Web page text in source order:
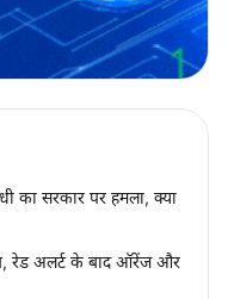
का सरकार पर हमला, क्या
रेड अलर्ट के बाद ऑरेंज और